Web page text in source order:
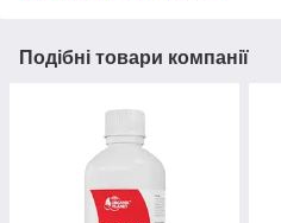
Подібні товари компанії